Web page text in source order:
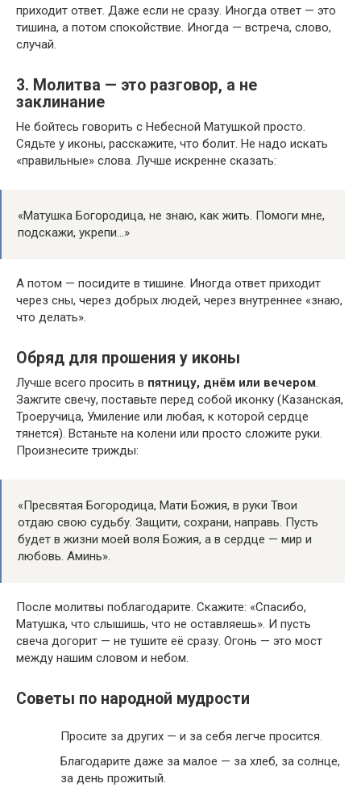
приходит ответ. Даже если не сразу. Иногда ответ — это
тишина, а потом спокойствие. Иногда — встреча, слово,
случай.
3. Молитва — это разговор, а не
заклинание
Не бойтесь говорить с Небесной Матушкой просто.
Сядьте у иконы, расскажите, что болит. Не надо искать
«правильные» слова. Лучше искренне сказать:
«Матушка Богородица, не знаю, как жить. Помоги мне,
подскажи, укрепи…»
А потом — посидите в тишине. Иногда ответ приходит
через сны, через добрых людей, через внутреннее «знаю,
что делать».
Обряд для прошения у иконы
Лучше всего просить в пятницу, днём или вечером.
Зажгите свечу, поставьте перед собой иконку (Казанская,
Троеручица, Умиление или любая, к которой сердце
тянется). Встаньте на колени или просто сложите руки.
Произнесите трижды:
«Пресвятая Богородица, Мати Божия, в руки Твои
отдаю свою судьбу. Защити, сохрани, направь. Пусть
будет в жизни моей воля Божия, а в сердце — мир и
любовь. Аминь».
После молитвы поблагодарите. Скажите: «Спасибо,
Матушка, что слышишь, что не оставляешь». И пусть
свеча догорит — не тушите её сразу. Огонь — это мост
между нашим словом и небом.
Советы по народной мудрости
Просите за других — и за себя легче просится.
Благодарите даже за малое — за хлеб, за солнце,
за день прожитый.